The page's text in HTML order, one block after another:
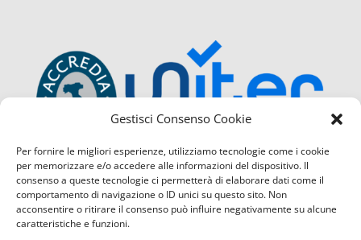
Gestisci Consenso Cookie
Per fornire le migliori esperienze, utilizziamo tecnologie come i cookie
per memorizzare e/o accedere alle informazioni del dispositivo. Il
consenso a queste tecnologie ci permetterà di elaborare dati come il
comportamento di navigazione o ID unici su questo sito. Non
acconsentire o ritirare il consenso può influire negativamente su alcune
caratteristiche e funzioni.